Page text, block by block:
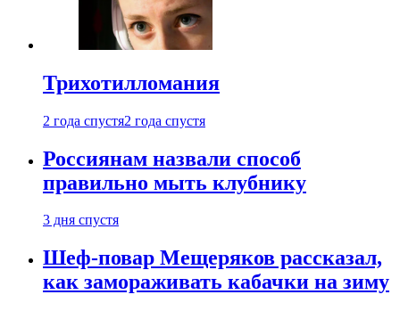
Трихотилломания
2 года спустя2 года спустя
Россиянам назвали способ
правильно мыть клубнику
3 дня спустя
Шеф-повар Мещеряков рассказал,
как замораживать кабачки на зиму